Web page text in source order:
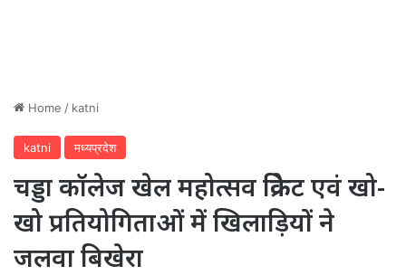
Home / katni
katni मध्यप्रदेश
चड्डा कॉलेज खेल महोत्सव क्रिकेट एवं खो-
खो प्रतियोगिताओं में खिलाड़ियों ने
जलवा बिखेरा